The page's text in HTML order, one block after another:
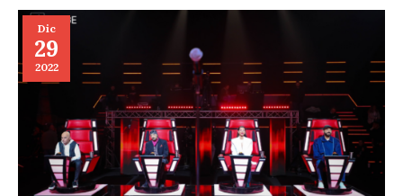
Dic
29
2022